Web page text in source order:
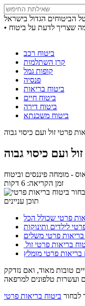
הביטוחים הגדול בישראל
ביטוח רכב
קרן השתלמות
קופות גמל
פנסיה
ביטוח בריאות
ביטוח חיים
ביטוח דירה
ביטוח משכנתא
- מומחה פיננסים וביטוח
זמן הקריאה: 6 דקות
תוכן עניינים
טובות מאוד, ואם נזדקק
לבחור ביטוח בריאות פרטי